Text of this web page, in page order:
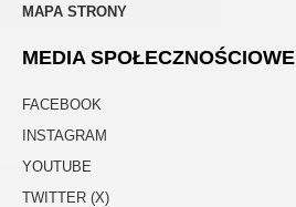
MAPA STRONY
MEDIA SPOŁECZNOŚCIOWE
FACEBOOK
INSTAGRAM
YOUTUBE
TWITTER (X)